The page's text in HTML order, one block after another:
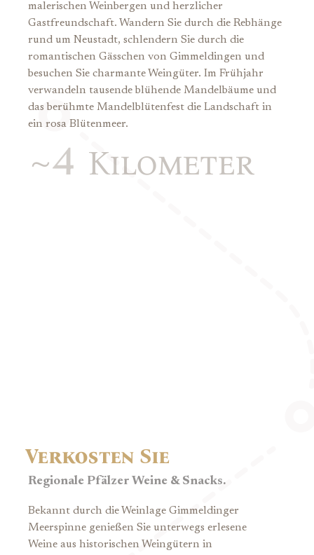
malerischen Weinbergen und herzlicher
Gastfreundschaft. Wandern Sie durch die Rebhänge
rund um Neustadt, schlendern Sie durch die
romantischen Gässchen von Gimmeldingen und
besuchen Sie charmante Weingüter. Im Frühjahr
verwandeln tausende blühende Mandelbäume und
das berühmte Mandelblütenfest die Landschaft in
ein rosa Blütenmeer.
~4 Kilometer
Verkosten Sie
Regionale Pfälzer Weine & Snacks.
Bekannt durch die Weinlage Gimmeldinger
Meerspinne genießen Sie unterwegs erlesene
Weine aus historischen Weingütern in